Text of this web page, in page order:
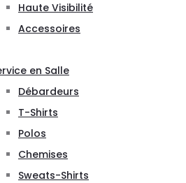
Haute Visibilité
Accessoires
en Salle
Débardeurs
T-Shirts
Polos
Chemises
Sweats-Shirts